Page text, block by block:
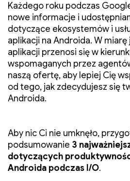
Każdego roku podczas
nowe informacje i
dotyczące ekosystemów i
aplikacji na Androida. W
aplikacji przenosi się w
wspomaganych przez
naszą ofertę, aby lepiej Cię
od tego, jak zdecydujesz się
Androida.
Aby nic Ci nie umknęło,
podsumowanie 3
dotyczących
Androida podczas I/O.